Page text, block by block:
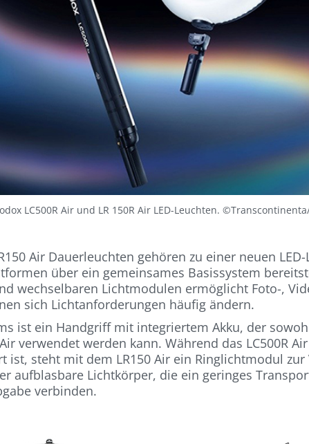
LC500R Air und LR 150R Air LED-Leuchten.
Air Dauerleuchten gehören zu einer neuen
über ein gemeinsames Basissystem
wechselbaren Lichtmodulen ermöglicht Foto-,
sich Lichtanforderungen häufig ändern.
ist ein Handgriff mit integriertem Akku, der
verwendet werden kann. Während das LC500R
ist, steht mit dem LR150 Air ein Ringlichtmodul zur
aufblasbare Lichtkörper, die ein geringes
verbinden.